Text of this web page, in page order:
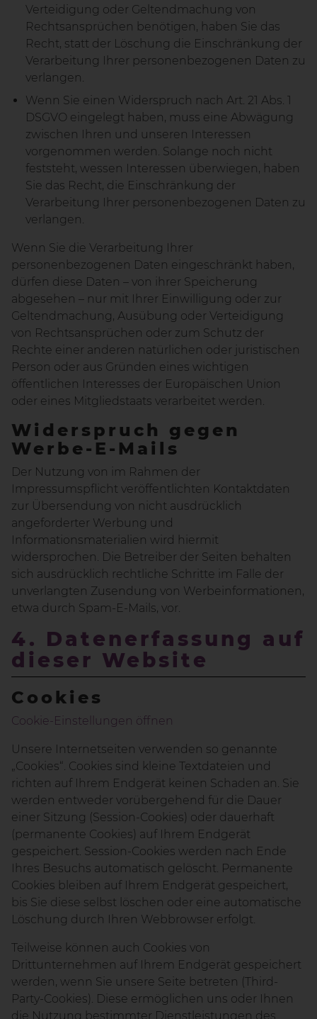
Verteidigung oder Geltendmachung von
Rechtsansprüchen benötigen, haben Sie das
Recht, statt der Löschung die Einschränkung der
Verarbeitung Ihrer personenbezogenen Daten zu
verlangen.
Wenn Sie einen Widerspruch nach Art. 21 Abs. 1
DSGVO eingelegt haben, muss eine Abwägung
zwischen Ihren und unseren Interessen
vorgenommen werden. Solange noch nicht
feststeht, wessen Interessen überwiegen, haben
Sie das Recht, die Einschränkung der
Verarbeitung Ihrer personenbezogenen Daten zu
verlangen.
Wenn Sie die Verarbeitung Ihrer
personenbezogenen Daten eingeschränkt haben,
dürfen diese Daten – von ihrer Speicherung
abgesehen – nur mit Ihrer Einwilligung oder zur
Geltendmachung, Ausübung oder Verteidigung
von Rechtsansprüchen oder zum Schutz der
Rechte einer anderen natürlichen oder juristischen
Person oder aus Gründen eines wichtigen
öffentlichen Interesses der Europäischen Union
oder eines Mitgliedstaats verarbeitet werden.
Widerspruch gegen
Werbe-E-Mails
Der Nutzung von im Rahmen der
Impressumspflicht veröffentlichten Kontaktdaten
zur Übersendung von nicht ausdrücklich
angeforderter Werbung und
Informationsmaterialien wird hiermit
widersprochen. Die Betreiber der Seiten behalten
sich ausdrücklich rechtliche Schritte im Falle der
unverlangten Zusendung von Werbeinformationen,
etwa durch Spam-E-Mails, vor.
4. Datenerfassung auf
dieser Website
Cookies
Cookie-Einstellungen öffnen
Unsere Internetseiten verwenden so genannte
„Cookies“. Cookies sind kleine Textdateien und
richten auf Ihrem Endgerät keinen Schaden an. Sie
werden entweder vorübergehend für die Dauer
einer Sitzung (Session-Cookies) oder dauerhaft
(permanente Cookies) auf Ihrem Endgerät
gespeichert. Session-Cookies werden nach Ende
Ihres Besuchs automatisch gelöscht. Permanente
Cookies bleiben auf Ihrem Endgerät gespeichert,
bis Sie diese selbst löschen oder eine automatische
Löschung durch Ihren Webbrowser erfolgt.
Teilweise können auch Cookies von
Drittunternehmen auf Ihrem Endgerät gespeichert
werden, wenn Sie unsere Seite betreten (Third-
Party-Cookies). Diese ermöglichen uns oder Ihnen
die Nutzung bestimmter Dienstleistungen des